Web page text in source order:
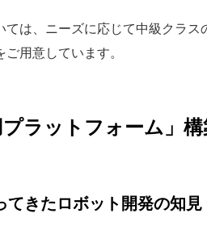
ては、ニーズに応じて中級クラス
用意しています。
プラットフォーム」
てきたロボット開発の知見